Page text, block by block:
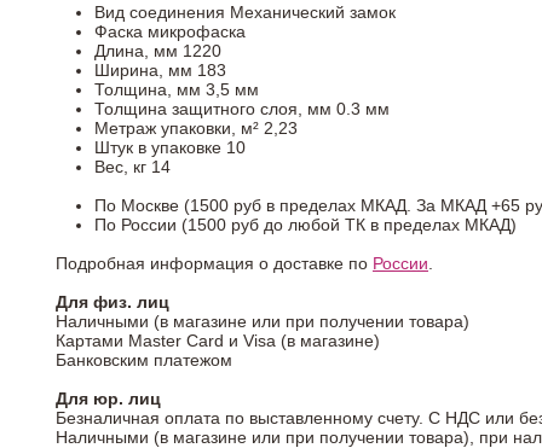
Вид соединения Механический замок
Фаска микрофаска
Длина, мм 1220
Ширина, мм 183
Толщина, мм 3,5 мм
Толщина защитного слоя, мм 0.3 мм
Метраж упаковки, м² 2,23
Штук в упаковке 10
Вес, кг 14
По Москве (1500 руб в пределах МКАД. За МКАД +65
По России (1500 руб до любой ТК в пределах МКАД)
Подробная информация о доставке по России
Для физ. лиц
Наличными (в магазине или при получении товара)
Картами Master Card и Visa (в магазине)
Банковским платежом
Для юр. лиц
Безналичная оплата по выставленному счету. С НДС или
Наличными (в магазине или при получении товара), при